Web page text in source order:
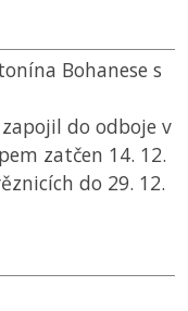
Bohanese s
do odboje v
zatčen 14. 12.
do 29. 12.